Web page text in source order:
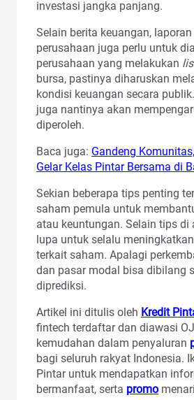
investasi jangka panjang.
Selain berita keuangan,
perusahaan juga perlu untuk
perusahaan yang melakukan
bursa, pastinya diharuskan
kondisi keuangan secara
juga nantinya akan
diperoleh.
Baca juga: Gandeng
Gelar Kelas Pintar Bersama di
Sekian beberapa tips penting
saham pemula untuk
atau keuntungan. Selain tips di
lupa untuk selalu
terkait saham. Apalagi
dan pasar modal bisa dibilang
diprediksi.
Artikel ini ditulis oleh Kredit
fintech terdaftar dan diawasi
kemudahan dalam penyaluran
bagi seluruh rakyat Indonesia.
Pintar untuk mendapatkan
bermanfaat, serta promo